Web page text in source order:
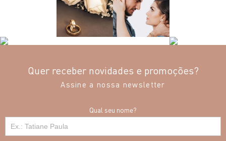
Quer receber novidades e promoções?
Assine a nossa newsletter
Qual seu nome?